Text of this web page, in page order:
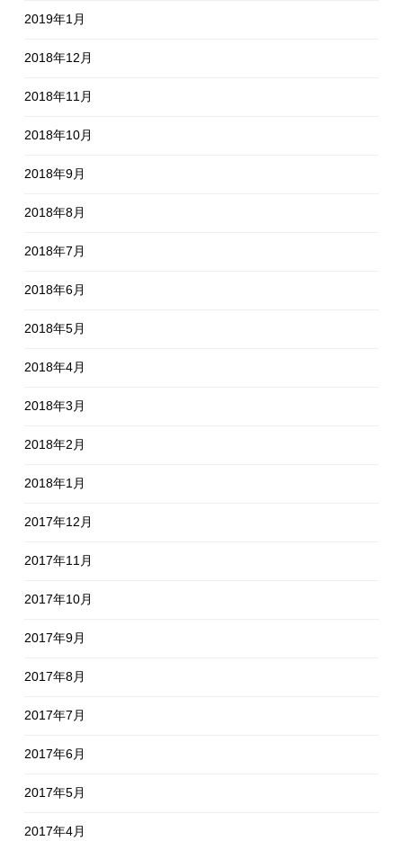
2019年1月
2018年12月
2018年11月
2018年10月
2018年9月
2018年8月
2018年7月
2018年6月
2018年5月
2018年4月
2018年3月
2018年2月
2018年1月
2017年12月
2017年11月
2017年10月
2017年9月
2017年8月
2017年7月
2017年6月
2017年5月
2017年4月